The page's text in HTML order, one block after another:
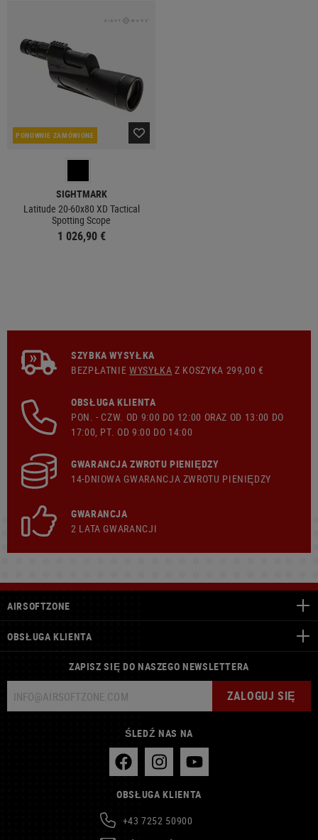
PONOWNIE ZAMÓWIONE
SIGHTMARK
Latitude 20-60x80 XD Tactical
Spotting Scope
1 026,90 €
SZYBKA WYSYŁKA
BEZPŁATNIEWYSYŁKA Z KOSZYKA 299,00 €
OBSŁUGA KLIENTA
PON. - CZW. OD 9:00 DO 12:00 ORAZ OD 13:00 DO
17:00, PT. OD 9:00 DO 14:00
GWARANCJA ZWROTU PIENIĘDZY
14-DNIOWA GWARANCJA ZWROTU PIENIĘDZY
GWARANCJA
2 LATA GWARANCJI
AIRSOFTZONE
OBSŁUGA KLIENTA
ZAPISZ SIĘ DO NASZEGO NEWSLETTERA
ZALOGUJ SIĘ
ŚLEDŹ NAS NA
OBSŁUGA KLIENTA
+43 7252 50900